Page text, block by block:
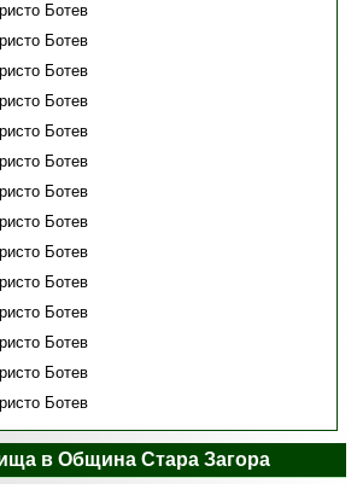
Ботев
Ботев
Ботев
Ботев
Ботев
Ботев
Ботев
Ботев
Ботев
Ботев
Ботев
Ботев
Ботев
Ботев
в Община Стара Загора